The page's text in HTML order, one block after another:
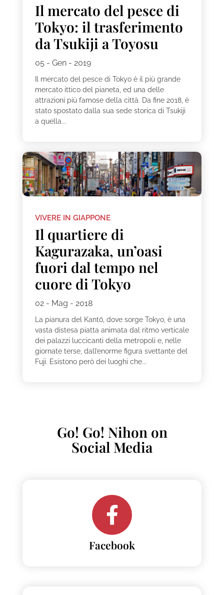
Il mercato del pesce di
Tokyo: il trasferimento
da Tsukiji a Toyosu
05 - Gen - 2019
Il mercato del pesce di Tokyo è il più grande
mercato ittico del pianeta, ed una delle
attrazioni più famose della città. Da fine 2018, è
stato spostato dalla sua sede storica di Tsukiji
a quella...
VIVERE IN GIAPPONE
Il quartiere di
Kagurazaka, un’oasi
fuori dal tempo nel
cuore di Tokyo
02 - Mag - 2018
La pianura del Kantō, dove sorge Tokyo, è una
vasta distesa piatta animata dal ritmo verticale
dei palazzi luccicanti della metropoli e, nelle
giornate terse, dall’enorme figura svettante del
Fuji. Esistono però dei luoghi che...
Go! Go! Nihon on
Social Media
Facebook